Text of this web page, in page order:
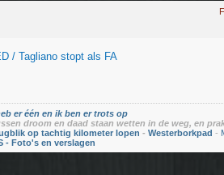
/ Tagliano stopt als FA
er één en ik ben er trots op
droom en daad staan wetten in de weg, en
op tachtig kilometer lopen - Westerborkpad -
- Foto's en verslagen